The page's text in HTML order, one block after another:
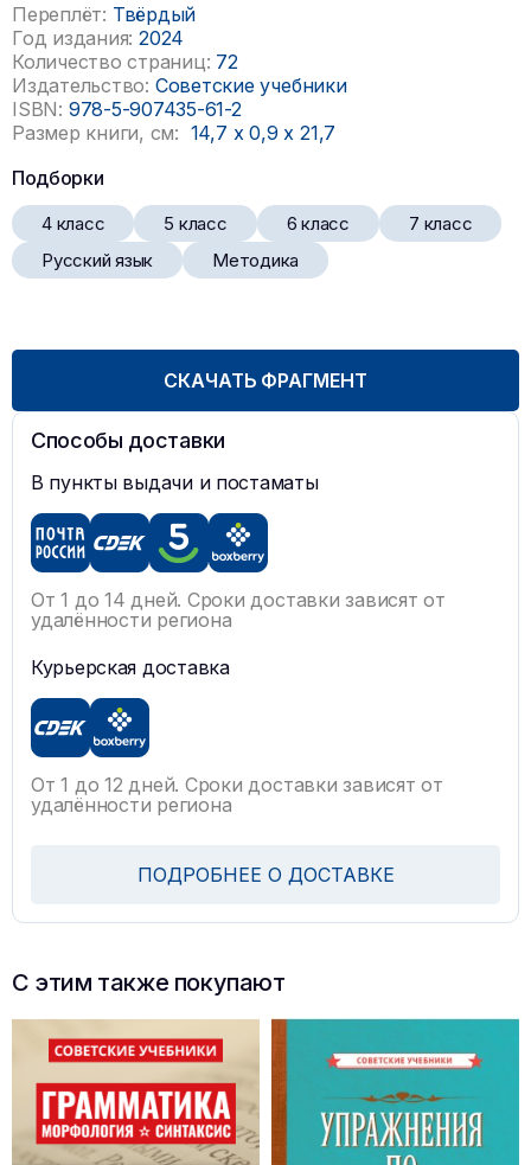
Переплёт: Твёрдый
Год издания: 2024
Количество страниц: 72
Издательство: Советские учебники
ISBN: 978-5-907435-61-2
Размер книги, см: 14,7 x 0,9 x 21,7
Подборки
4 класс 5 класс 6 класс
7 класс
Русский язык
Методика
СКАЧАТЬ ФРАГМЕНТ
Способы доставки
В пункты выдачи и постаматы
От 1 до 14 дней. Сроки доставки зависят от
удалённости региона
Курьерская доставка
От 1 до 12 дней. Сроки доставки зависят от
удалённости региона
ПОДРОБНЕЕ О ДОСТАВКЕ
С этим также покупают